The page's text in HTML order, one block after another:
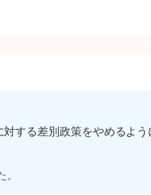
する差別政策をやめるよ